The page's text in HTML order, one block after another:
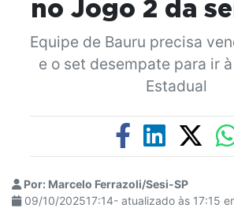
no Jogo 2 da
Equipe de Bauru precisa
e o set desempate para ir
Estadual
Por: Marcelo Ferrazoli/Sesi-SP
09/10/202517:14- atualizado às 17:15